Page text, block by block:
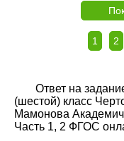
1 2
Ответ на
(шестой) класс
Мамонова
Часть 1, 2 ФГОС